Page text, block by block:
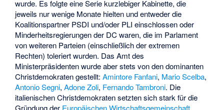
wurde. Es folgte eine Serie kurzlebiger Kabinette, die
jeweils nur wenige Monate hielten und entweder die
Koalitionspartner PSDI und/oder PLI einschlossen oder
Minderheitsregierungen der DC waren, die im Parlament
von weiteren Parteien (einschließlich der extremen
Rechten) toleriert wurden. Das Amt des
Ministerpräsidenten wurde aber stets von den dominanten
Christdemokraten gestellt:Amintore Fanfani, Mario Scelba,
Antonio Segni,Adone Zoli, Fernando Tambroni. Die
italienischen Christdemokraten setzten sich stark für die
Gründung der Europäischen Wirtschaftsgemeinschaft